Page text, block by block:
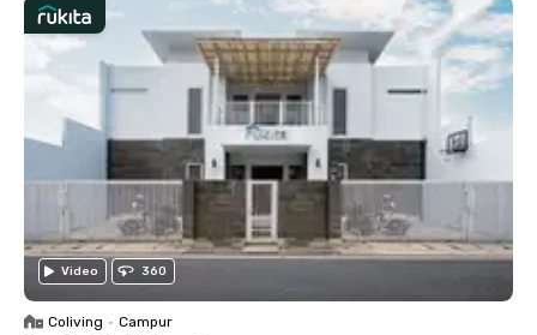
Video 360
Coliving • Campur